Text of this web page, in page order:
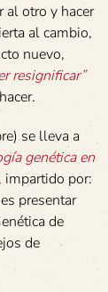
al otro y hacer
al cambio,
nuevo,
resignificar”
se lleva a
genética en
impartido por:
presentar
de
de